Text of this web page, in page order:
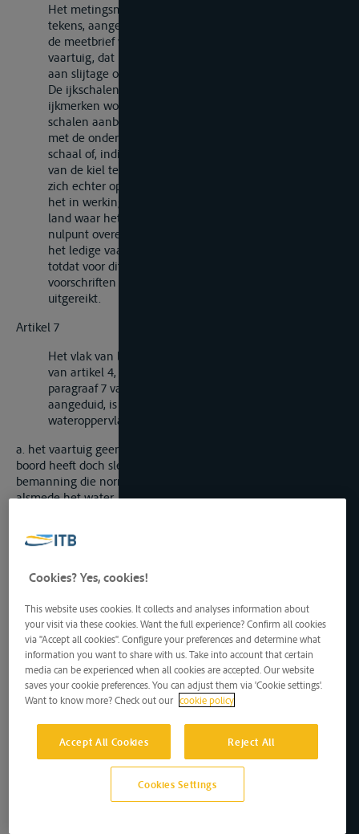
Het metingsmerk wordt eveneens, in onuitwisbare
tekens, aangebracht op een duidelijk waarneembare in
de meetbrief vermelde plaats op een vast deel van het
vaartuig, dat beschermd is tegen schokken en weinig
aan slijtage onderhevig is.
De ijkschalen kunnen op de romp recht onder de
ijkmerken worden aangebracht; indien men deze
schalen aanbrengt moet het nulpunt ervan gelijk zijn
met de onderkant van de romp ter plaatse van de
schaal of, indien er een kiel is, gelijk met de onderkant
van de kiel ter plaatse van de schaal; de ijkschalen die
zich echter op een vaartuig bevinden op het tijdstip van
het in werking treden van deze Overeenkomst voor het
land waar het vaartuig is gemeten en waarvan het
nulpunt overeenkomt met het vlak van inzinking van
het ledige vaartuig, zullen kunnen blijven gehandhaafd
totdat voor dit vaartuig een meetbrief volgens de
voorschriften van deze Overeenkomst zal worden
uitgereikt.
Artikel 7
Het vlak van ledige inzinking, zoals dit in paragraaf 1
van artikel 4, in de aanvang van artikel 5 en in
paragraaf 7 van artikel 6 van deze Bijlage wordt
aangeduid, is het vlak overeenkomende met het
wateroppervlak indien
a. het vaartuig geen brandstof of verplaatsbare ballast aan
boord heeft doch slechts de uitrusting, de proviand en de
bemanning die normaal aan boord zijn als het vaartuig vaart;
alsmede het water, dat niet door gebruikelijke middelen uit
niet overschrijden;
voor de voortstuwing of voor de noodzakelijke hulpwerktuigen,
andere vloeistoffen bevatten waarvan zij in gewone
omstandigheden worden voorzien om dienst te kunnen doen;
c. het vaartuig zich in zoet water bevindt, dat wil zeggen in
water met een soortelijk gewicht gelijk aan 1.
Indien het vaartuig zich bij de meting niet in de
toestand, omschreven in paragraaf 1 van dit artikel,
dezelfde inzinking en ongeveer dezelfde trimligging,
moet het verschil in belasting en het verschil in
soortelijk gewicht van het water in aanmerking worden
genomen bij het maken van de berekeningen.
De gewichten aan boord die behoren bij de ledige
Cookies? Yes, cookies!
This website uses cookies. It collects and analyses information about
your visit via these cookies. Want the full experience? Confirm all cookies
via "Accept all cookies". Configure your preferences and determine what
information you want to share with us. Take into account that certain
media can be experienced when all cookies are accepted. Our website
saves your cookie preferences. You can adjust them via 'Cookie settings'.
Want to know more? Check out our cookie policy
Accept All Cookies Reject All
Cookies Settings